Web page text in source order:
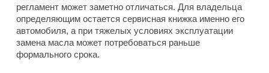
регламент может заметно отличаться. Для владельца
определяющим остается сервисная книжка именно его
автомобиля, а при тяжелых условиях эксплуатации
замена масла может потребоваться раньше
формального срока.